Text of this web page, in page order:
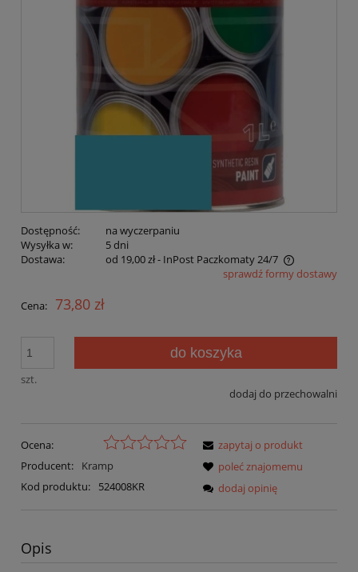
Dostępność:
na wyczerpaniu
Wysyłka w:
5 dni
Dostawa:
od 19,00 zł- InPost Paczkomaty 24/7
Cena nie zawiera ewentualnych kosztów płatnościsprawdź formy dostawy
Cena: 73,80 zł
szt.
do koszyka
dodaj do przechowalni
Ocena:
Producent:
Kramp
Kod produktu:
524008KR
zapytaj o produkt
poleć znajomemu
dodaj opinię
Opis